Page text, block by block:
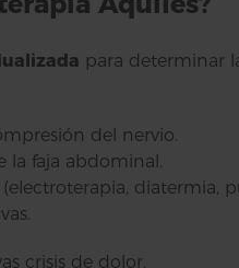
para determinar
del nervio.
faja abdominal.
diatermia,
crisis de dolor.